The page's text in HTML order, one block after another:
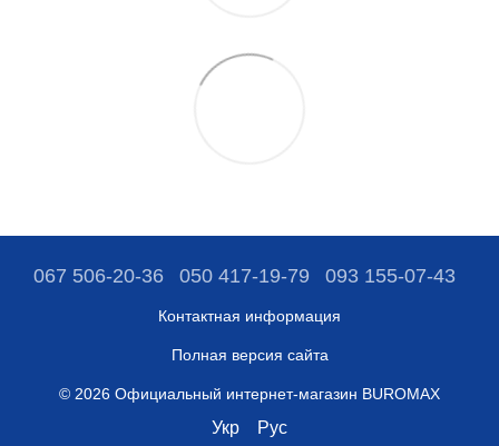
067 506-20-36 050 417-19-79 093 155-07-43
Контактная информация
Полная версия сайта
© 2026 Официальный интернет-магазин BUROMAX
Укр Рус